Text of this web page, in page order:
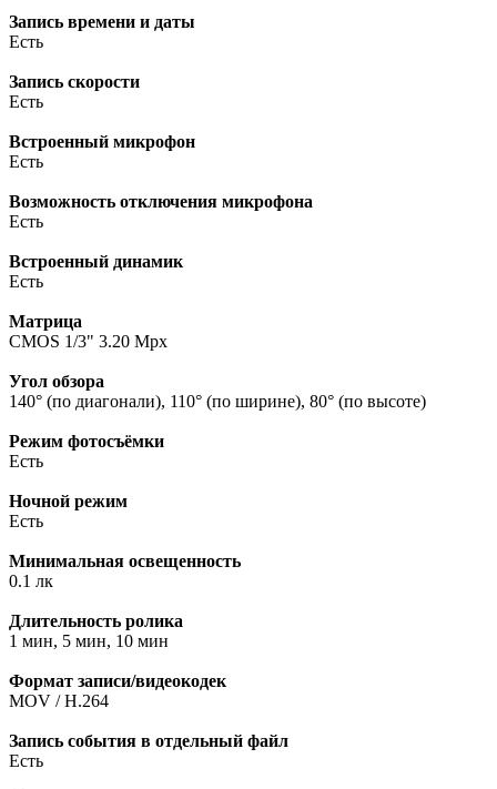
Запись времени и даты
Есть
Запись скорости
Есть
Встроенный микрофон
Есть
Возможность отключения микрофона
Есть
Встроенный динамик
Есть
Матрица
CMOS 1/3" 3.20 Mpx
Угол обзора
140° (по диагонали), 110° (по ширине), 80° (по высоте)
Режим фотосъёмки
Есть
Ночной режим
Есть
Минимальная освещенность
0.1 лк
Длительность ролика
1 мин, 5 мин, 10 мин
Формат записи/видеокодек
MOV / H.264
Запись события в отдельный файл
Есть